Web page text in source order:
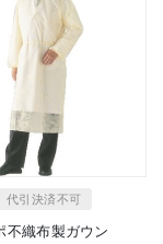
7）
）
5）
）
）
代引決済不可
不織布製ガウン